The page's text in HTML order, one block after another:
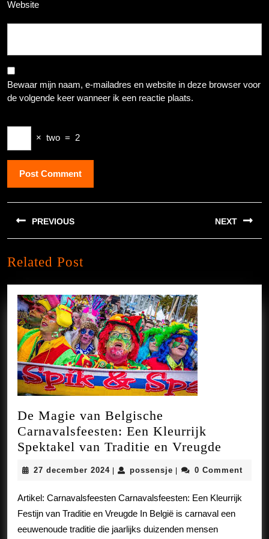
Website
Bewaar mijn naam, e-mailadres en website in deze browser voor
de volgende keer wanneer ik een reactie plaats.
× two = 2
Berichtnavigatie
PREVIOUS
post:
NEXT
Related Post
De Magie van Belgische
Carnavalsfeesten: Een Kleurrijk
Spektakel van Traditie en Vreugde
van
27 december 202427
| possensje possensje
| 0 Comment
Artikel: Carnavalsfeesten Carnavalsfeesten: Een Kleurrijk
Festijn van Traditie en Vreugde In België is carnaval een
eeuwenoude traditie die jaarlijks duizenden mensen